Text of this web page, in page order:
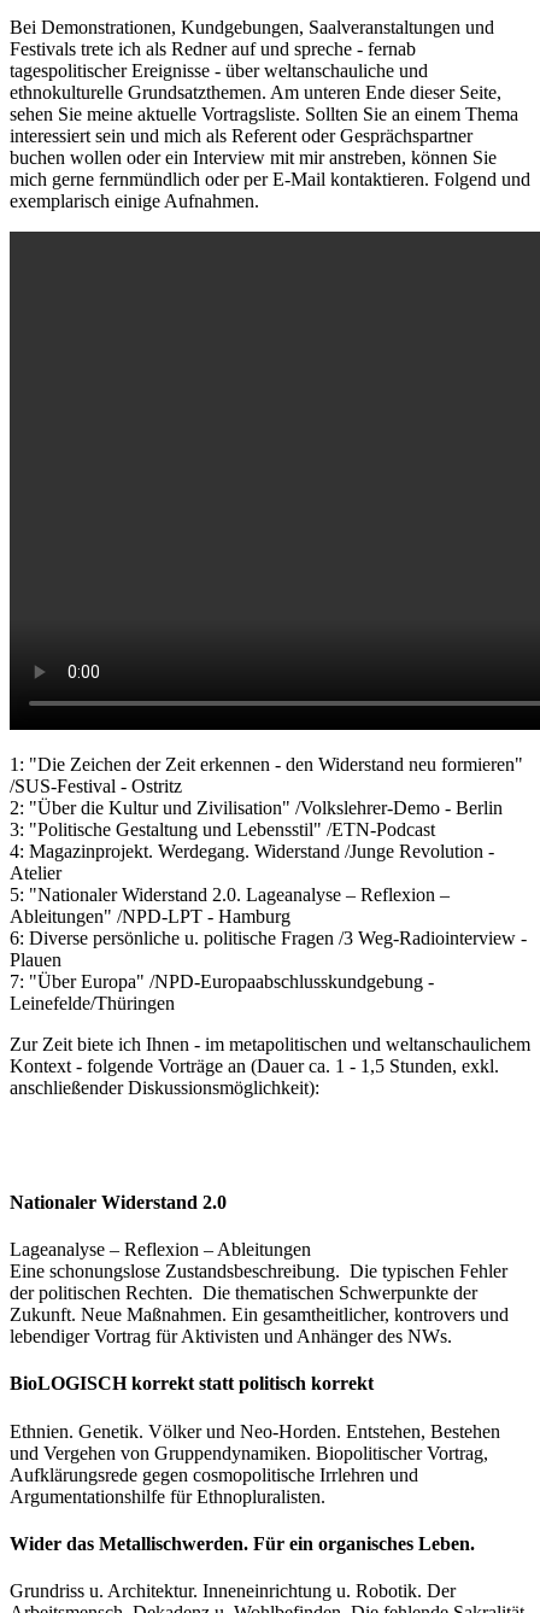
Bei Demonstrationen, Kundgebungen, Saalveranstaltungen und
Festivals trete ich als Redner auf und spreche - fernab
tagespolitischer Ereignisse - über weltanschauliche und
ethnokulturelle Grundsatzthemen. Am unteren Ende dieser Seite,
sehen Sie meine aktuelle Vortragsliste. Sollten Sie an einem Thema
interessiert sein und mich als Referent oder Gesprächspartner
buchen wollen oder ein Interview mit mir anstreben, können Sie
mich gerne fernmündlich oder per E-Mail kontaktieren. Folgend und
exemplarisch einige Aufnahmen.
1: "Die Zeichen der Zeit erkennen - den Widerstand neu formieren"
/SUS-Festival - Ostritz
2: "Über die Kultur und Zivilisation" /Volkslehrer-Demo - Berlin
3: "Politische Gestaltung und Lebensstil" /ETN-Podcast
4: Magazinprojekt. Werdegang. Widerstand /Junge Revolution -
Atelier
5: "Nationaler Widerstand 2.0. Lageanalyse – Reflexion –
Ableitungen" /NPD-LPT - Hamburg
6: Diverse persönliche u. politische Fragen /3 Weg-Radiointerview -
Plauen
7: "Über Europa" /NPD-Europaabschlusskundgebung -
Leinefelde/Thüringen
Zur Zeit biete ich Ihnen - im metapolitischen und weltanschaulichem
Kontext - folgende Vorträge an (Dauer ca. 1 - 1,5 Stunden, exkl.
anschließender Diskussionsmöglichkeit):
Nationaler Widerstand 2.0
Lageanalyse – Reflexion – Ableitungen
Eine schonungslose Zustandsbeschreibung. Die typischen Fehler
der politischen Rechten. Die thematischen Schwerpunkte der
Zukunft. Neue Maßnahmen. Ein gesamtheitlicher, kontrovers und
lebendiger Vortrag für Aktivisten und Anhänger des NWs.
BioLOGISCH korrekt statt politisch korrekt
Ethnien. Genetik. Völker und Neo-Horden. Entstehen, Bestehen
und Vergehen von Gruppendynamiken. Biopolitischer Vortrag,
Aufklärungsrede gegen cosmopolitische Irrlehren und
Argumentationshilfe für Ethnopluralisten.
Wider das Metallischwerden. Für ein organisches Leben.
Grundriss u. Architektur. Inneneinrichtung u. Robotik. Der